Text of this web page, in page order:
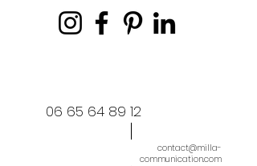
06 65 64 89 12
contact@milla-
communication.com